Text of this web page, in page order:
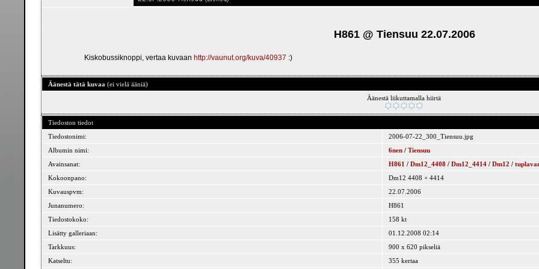
H861 @ Tiensuu 22.07.2006
Kiskobussiknoppi, vertaa kuvaan http://vaunut.org/kuva/40937 :)
Äänestä tätä kuvaa (ei vielä ääniä)
Äänestä liikuttamalla hiirtä
Tiedoston tiedot
Tiedostonimi:
2006-07-22_300_Tiensuu.jpg
Albumin nimi:
6nen / Tiensuu
Avainsanat:
H861 / Dm12_4408 / Dm12_4414 / Dm12 /
Kokoonpano:
Dm12 4408 + 4414
Kuvauspvm:
22.07.2006
Junanumero:
H861
Tiedostokoko:
158 kt
Lisätty galleriaan:
01.12.2008 02:14
Tarkkuus:
900 x 620 pikseliä
Katseltu:
355 kertaa